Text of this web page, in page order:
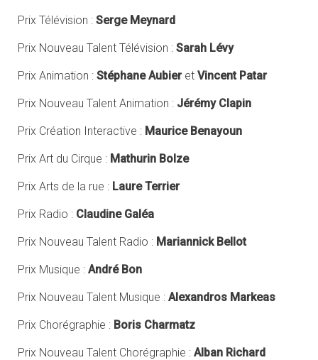
Prix Télévision : Serge Meynard
Prix Nouveau Talent Télévision : Sarah Lévy
Prix Animation : Stéphane Aubier et Vincent Patar
Prix Nouveau Talent Animation : Jérémy Clapin
Prix Création Interactive : Maurice Benayoun
Prix Art du Cirque : Mathurin Bolze
Prix Arts de la rue : Laure Terrier
Prix Radio : Claudine Galéa
Prix Nouveau Talent Radio : Mariannick Bellot
Prix Musique : André Bon
Prix Nouveau Talent Musique : Alexandros Markeas
Prix Chorégraphie : Boris Charmatz
Prix Nouveau Talent Chorégraphie : Alban Richard